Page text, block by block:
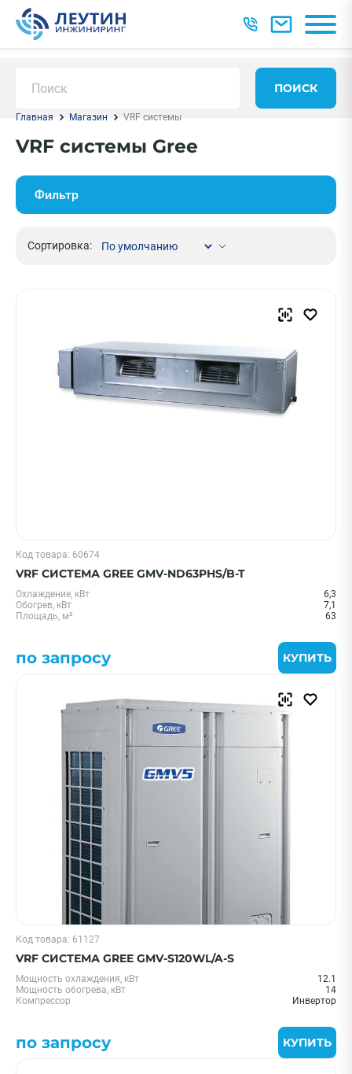
ПОИСК
Главная Магазин VRF системы
VRF системы Gree
Фильтр
Hisense
Ballu
Royal Clima
Electrolux
Показать еще
ПРИМЕНИТЬ
Очистить
Сортировка:
Код товара: 60674
VRF СИСТЕМА GREE GMV-ND63PHS/B-T
Охлаждение, кВт
6,3
Обогрев, кВт
7,1
Площадь, м²
63
по запросу КУПИТЬ
Код товара: 61127
VRF СИСТЕМА GREE GMV-S120WL/A-S
Мощность охлаждения, кВт
12.1
Мощность обогрева, кВт
14
Компрессор
Инвертор
по запросу КУПИТЬ